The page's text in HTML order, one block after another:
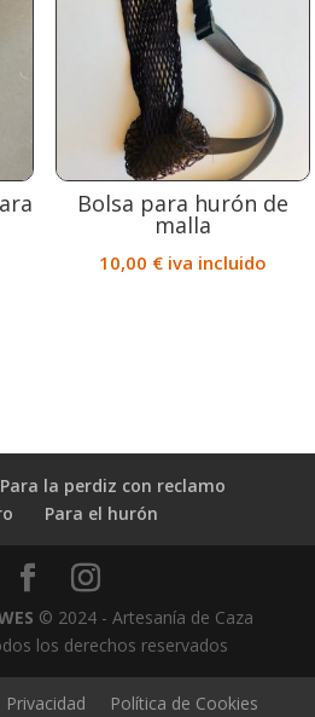
Bolsa para hurón de
malla
10,00 € iva incluido
Para la perdiz con reclamo
Para el hurón
© 2024 - Artesanía de Caza
los derechos reservados
Privacidad Política de Cookies